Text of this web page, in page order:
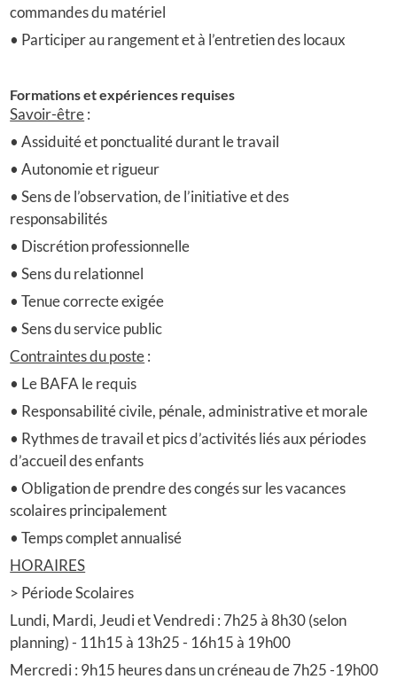
commandes du matériel
• Participer au rangement et à l’entretien des locaux
Formations et expériences requises
Savoir-être:
• Assiduité et ponctualité durant le travail
• Autonomie et rigueur
• Sens de l’observation, de l’initiative et des
responsabilités
• Discrétion professionnelle
• Sens du relationnel
• Tenue correcte exigée
• Sens du service public
Contraintes du poste:
• Le BAFA le requis
• Responsabilité civile, pénale, administrative et morale
• Rythmes de travail et pics d’activités liés aux périodes
d’accueil des enfants
• Obligation de prendre des congés sur les vacances
scolaires principalement
• Temps complet annualisé
HORAIRES
> Période Scolaires
Lundi, Mardi, Jeudi et Vendredi : 7h25 à 8h30 (selon
planning) - 11h15 à 13h25 - 16h15 à 19h00
Mercredi : 9h15 heures dans un créneau de 7h25 -19h00